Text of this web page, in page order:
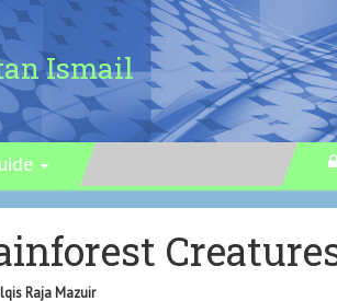
Ismail
Raja Mazuir